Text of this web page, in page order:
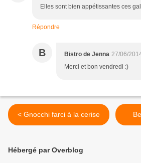
Elles sont bien appétissantes ces
Répondre
B Bistro de Jenna 27/06/
Merci et bon vendredi :)
< Gnocchi farci à la cerise
Hébergé par Overblog